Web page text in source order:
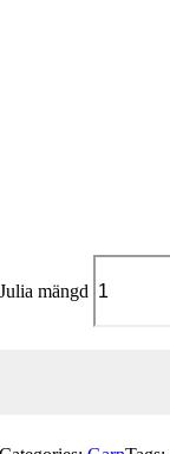
Julia mängd